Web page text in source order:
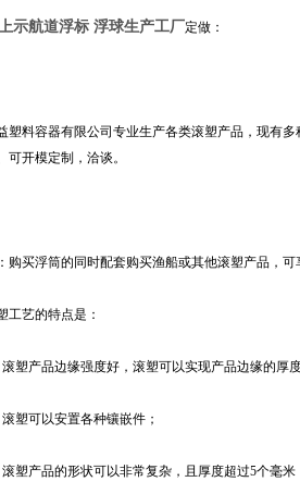
示航道浮标 浮球生产工厂定做：
塑料容器有限公司专业生产各类滚塑产品，现有
可开模定制，洽谈。
购买浮筒的同时配套购买渔船或其他滚塑产品，可
工艺的特点是：
滚塑产品边缘强度好，滚塑可以实现产品边缘的厚
塑可以安置各种镶嵌件；
滚塑产品的形状可以非常复杂，且厚度超过5个毫米